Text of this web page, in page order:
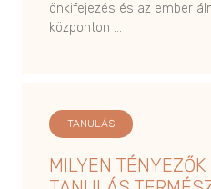
önkifejezés és az ember
központon …
TANULÁS
MILYEN